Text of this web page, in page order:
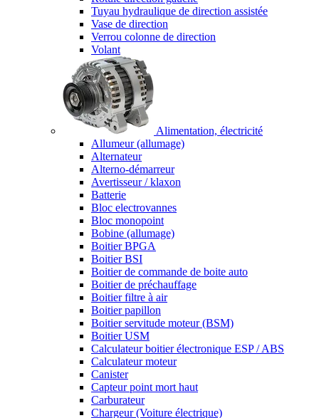
Tuyau hydraulique de direction assistée
Vase de direction
Verrou colonne de direction
Volant
Alimentation, électricité
Allumeur (allumage)
Alternateur
Alterno-démarreur
Avertisseur / klaxon
Batterie
Bloc electrovannes
Bloc monopoint
Bobine (allumage)
Boitier BPGA
Boitier BSI
Boitier de commande de boite auto
Boitier de préchauffage
Boitier filtre à air
Boitier papillon
Boitier servitude moteur (BSM)
Boitier USM
Calculateur boitier électronique ESP / ABS
Calculateur moteur
Canister
Capteur point mort haut
Carburateur
Chargeur (Voiture électrique)